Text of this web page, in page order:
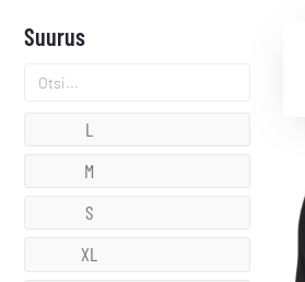
Suurus
L
M
S
XL